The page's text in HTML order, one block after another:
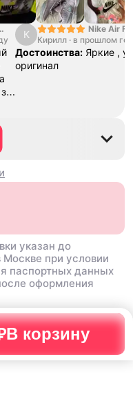
В корзину
К
Nike Air
Yellow
Кирилл · в прошлом
Достоинства: Яркие ,
оригинал
38
указан до
Москве при условии
паспортных данных
оформления